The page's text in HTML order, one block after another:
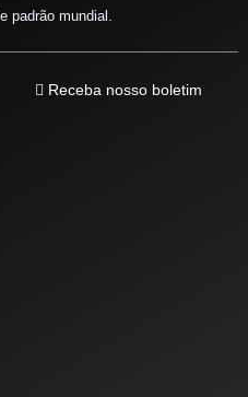
padrão mundial.
Receba nosso boletim